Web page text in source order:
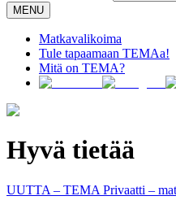
MENU
Matkavalikoima
Tule tapaamaan TEMAa!
Mitä on TEMA?
Hyvä tietää
UUTTA – TEMA Privaatti –